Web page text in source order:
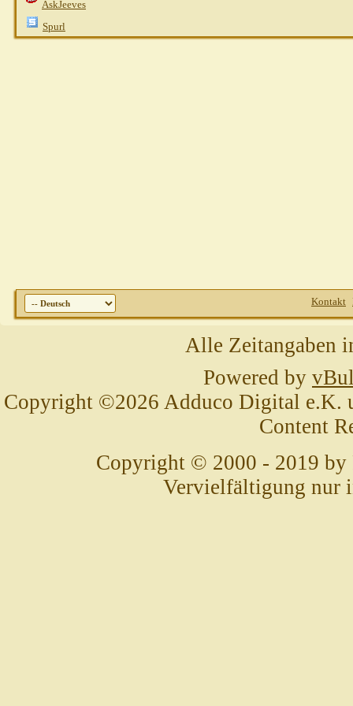
AskJeeves
Spurl
Kontakt
Alle Zeitangaben
Powered by
Copyright ©2026 Adduco Digital e.K.
Content
Copyright © 2000 - 2019 by
Vervielfältigung nur